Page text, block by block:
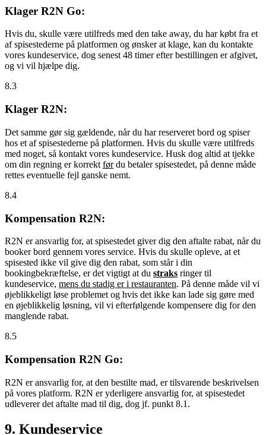
Klager R2N Go:
Hvis du, skulle være utilfreds med den take away, du har købt fra et
af spisestederne på platformen og ønsker at klage, kan du kontakte
vores kundeservice, dog senest 48 timer efter bestillingen er afgivet,
og vi vil hjælpe dig.
8.3
Klager R2N:
Det samme gør sig gældende, når du har reserveret bord og spiser
hos et af spisestederne på platformen. Hvis du skulle være utilfreds
med noget, så kontakt vores kundeservice. Husk dog altid at tjekke
om din regning er korrekt førdu betaler spisestedet, på denne måde
rettes eventuelle fejl ganske nemt.
8.4
Kompensation R2N:
R2N er ansvarlig for, at spisestedet giver dig den aftalte rabat, når du
booker bord gennem vores service. Hvis du skulle opleve, at et
spisested ikke vil give dig den rabat, som står i din
bookingbekræftelse, er det vigtigt at du straks ringer til
kundeservice, mens du stadig er i restauranten. På denne måde vil vi
øjeblikkeligt løse problemet og hvis det ikke kan lade sig gøre med
en øjeblikkelig løsning, vil vi efterfølgende kompensere dig for den
manglende rabat.
8.5
Kompensation R2N Go:
R2N er ansvarlig for, at den bestilte mad, er tilsvarende beskrivelsen
på vores platform. R2N er yderligere ansvarlig for, at spisestedet
udleverer det aftalte mad til dig, dog jf. punkt 8.1.
9. Kundeservice